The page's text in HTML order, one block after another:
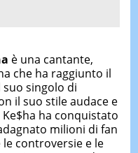
è una cantante,
che ha raggiunto il
singolo di
il suo stile audace e
ha conquistato
milioni di fan
controversie e le